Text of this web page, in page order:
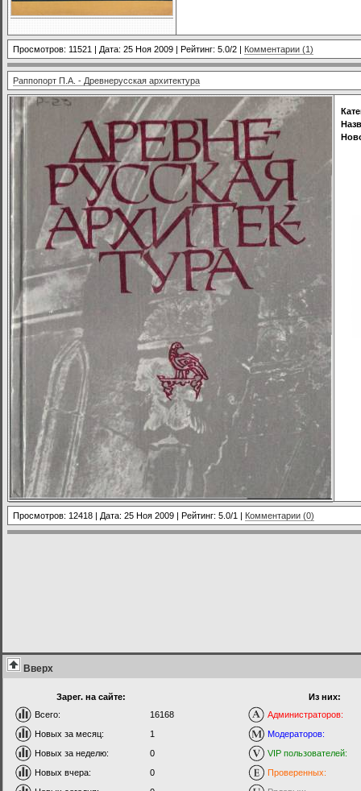
Просмотров: 11521 | Дата: 25 Ноя 2009 | Рейтинг: 5.0/2 | Комментарии (1)
Раппопорт П.А. - Древнерусская архитектура
Просмотров: 12418 | Дата: 25 Ноя 2009 | Рейтинг: 5.0/1 | Комментарии (0)
Вверх
Зарег. на сайте:
Всего:
16168
Новых за месяц:
1
Новых за неделю:
0
Новых вчера:
0
Из них:
Администраторов:
Модераторов:
VIP пользователей:
Проверенных: